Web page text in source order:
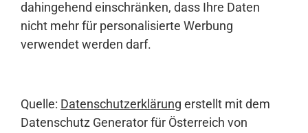
dahingehend einschränken, dass Ihre Daten
nicht mehr für personalisierte Werbung
verwendet werden darf.
Quelle: Datenschutzerklärung erstellt mit dem
Datenschutz Generator für Österreich von